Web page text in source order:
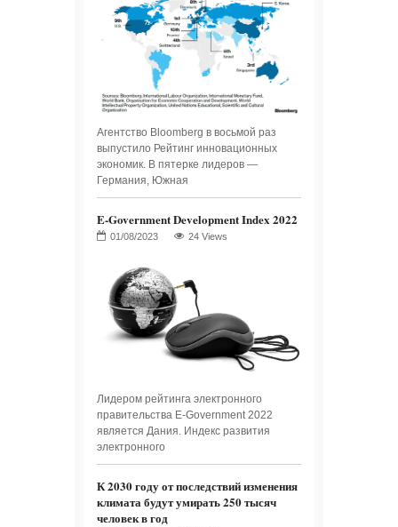
Агентство Bloomberg в восьмой раз
выпустило Рейтинг инновационных
экономик. В пятерке лидеров —
Германия, Южная
E-Government Development Index 2022
24 Views
Лидером рейтинга электронного
правительства E-Government 2022
является Дания. Индекс развития
электронного
К 2030 году от последствий изменения
климата будут умирать 250 тысяч
человек в год